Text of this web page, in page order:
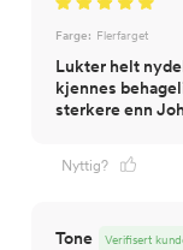
Farge: Flerfarget
Lukter helt
kjennes
sterkere enn
Nyttig?
Tone Verifisert